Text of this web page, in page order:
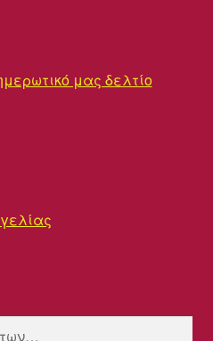
μας δελτίο